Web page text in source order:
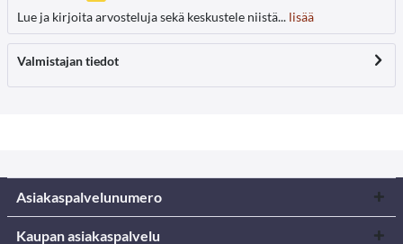
Lue ja kirjoita arvosteluja sekä keskustele niistä... lisää
Valmistajan tiedot
Asiakaspalvelunumero
Kaupan asiakaspalvelu